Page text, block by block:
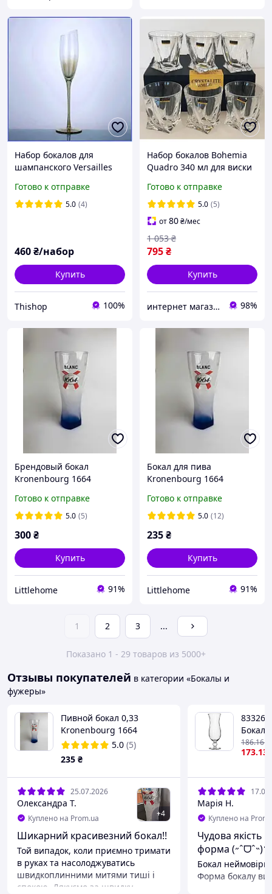
Набор бокалов для
шампанского Versailles
прозрачное стекло для
праздника премиум люкс
Готово к отправке
5.0 (4)
460₴/набор
Купить
Thishop 100%
Набор бокалов Bohemia
Quadro 340 мл для виски
Готово к отправке
5.0 (5)
от80₴/мес
795₴
1 053 ₴
Купить
интернет магазин Бренд-Посуд 98%
Брендовый бокал
Kronenbourg 1664
Готово к отправке
5.0 (5)
300₴
Купить
Littlehome 91%
Бокал для пива
Kronenbourg 1664
Готово к отправке
5.0 (12)
235₴
Купить
Littlehome 91%
1 2 3 ...
Показано 1 - 29 товаров из 5000+
Отзывы покупателей в категории «Бокалы и
фужеры»
Пивной бокал 0,33
Kronenbourg 1664
5.0 (5)
235 ₴
25.07.2026
Олександра Т.
Куплено на Prom.ua +4
Шикарний красивезний бокал!!
Той випадок, коли приємно тримати
в руках та насолоджуватись
швидкоплинними митями тиші і
спокою. Дякуємо за швидку
833263
Бокал
Squall
173.13
186.16
Марія Н.
Куплено на
Чудова якість
форма (˶ˆᗜˆ˵)🍹
Бокал
Форма бокалу